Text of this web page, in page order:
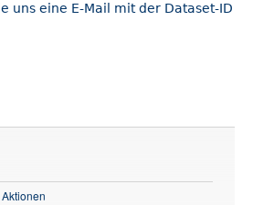
uns eine E-Mail mit der Dataset-ID